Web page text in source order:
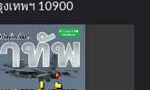
เทพฯ 10900